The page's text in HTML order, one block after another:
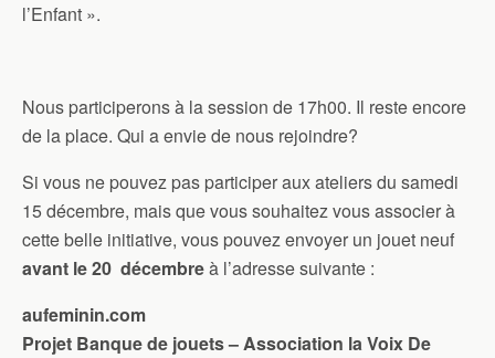
l’Enfant ».
Nous participerons à la session de 17h00. Il reste encore
de la place. Qui a envie de nous rejoindre?
Si vous ne pouvez pas participer aux ateliers du samedi
15 décembre, mais que vous souhaitez vous associer à
cette belle initiative, vous pouvez envoyer un jouet neuf
avant le 20 décembreà l’adresse suivante :
aufeminin.com
Projet Banque de jouets – Association la Voix De